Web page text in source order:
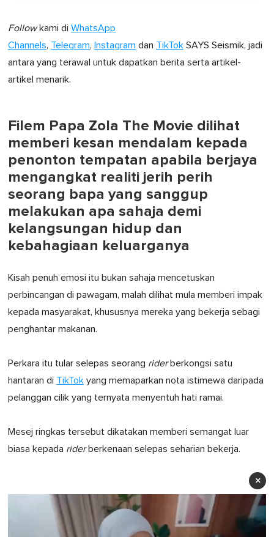
Followkami di WhatsApp
Channels, Telegram, Instagram dan TikTok SAYS Seismik, jadi
antara yang terawal untuk dapatkan berita serta artikel-
artikel menarik.
Filem Papa Zola The Movie dilihat
memberi kesan mendalam kepada
penonton tempatan apabila berjaya
mengangkat realiti jerih perih
seorang bapa yang sanggup
melakukan apa sahaja demi
kelangsungan hidup dan
kebahagiaan keluarganya
Kisah penuh emosi itu bukan sahaja mencetuskan
perbincangan di pawagam, malah dilihat mula memberi impak
kepada masyarakat, khususnya mereka yang bekerja sebagi
penghantar makanan.
Perkara itu tular selepas seorang riderberkongsi satu
hantaran di TikTok yang memaparkan nota istimewa daripada
pelanggan cilik yang ternyata menyentuh hati ramai.
Mesej ringkas tersebut dikatakan memberi semangat luar
biasa kepada riderberkenaan selepas seharian bekerja.
×